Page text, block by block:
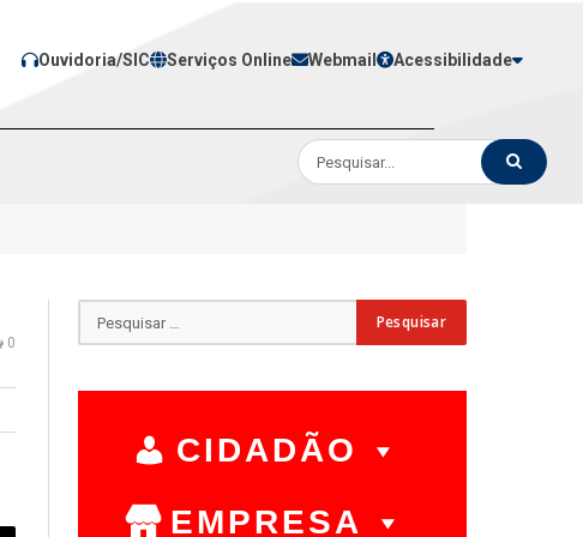
Ouvidoria/SIC Serviços Online Webmail Acessibilidade
0
CIDADÃO
EMPRESA